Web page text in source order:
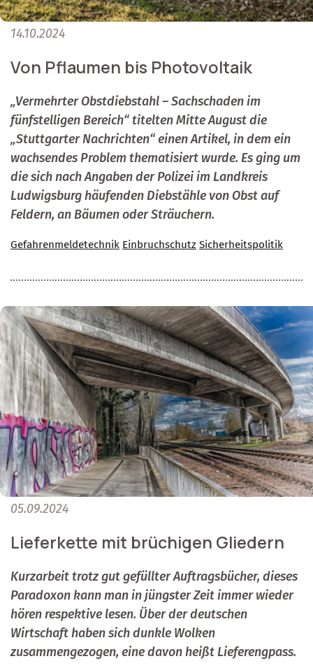
14.10.2024
Von Pflaumen bis Photovoltaik
„Vermehrter Obstdiebstahl – Sachschaden im
fünfstelligen Bereich“ titelten Mitte August die
„Stuttgarter Nachrichten“ einen Artikel, in dem ein
wachsendes Problem thematisiert wurde. Es ging um
die sich nach Angaben der Polizei im Landkreis
Ludwigsburg häufenden Diebstähle von Obst auf
Feldern, an Bäumen oder Sträuchern.
Gefahrenmeldetechnik Einbruchschutz Sicherheitspolitik
05.09.2024
Lieferkette mit brüchigen Gliedern
Kurzarbeit trotz gut gefüllter Auftragsbücher, dieses
Paradoxon kann man in jüngster Zeit immer wieder
hören respektive lesen. Über der deutschen
Wirtschaft haben sich dunkle Wolken
zusammengezogen, eine davon heißt Lieferengpass.